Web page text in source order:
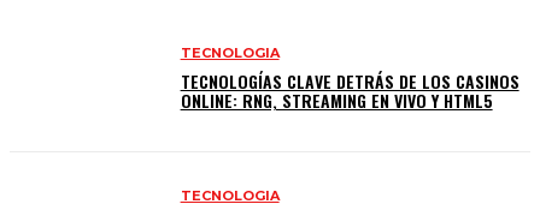
TECNOLOGIA
TECNOLOGÍAS CLAVE DETRÁS DE LOS CASINOS
ONLINE: RNG, STREAMING EN VIVO Y HTML5
TECNOLOGIA